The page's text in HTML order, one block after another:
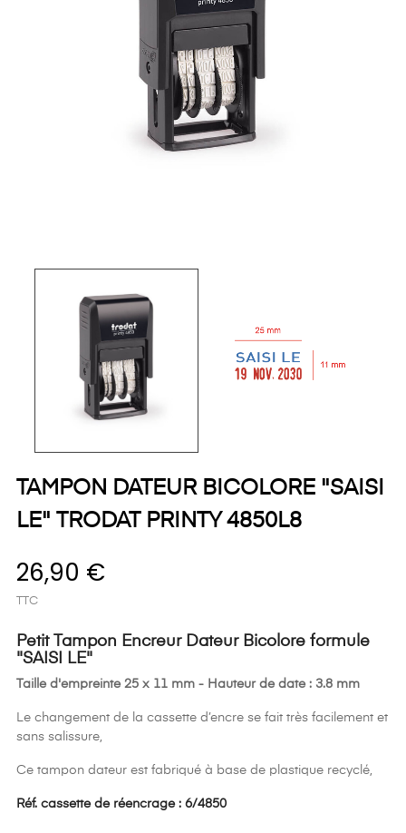
TAMPON DATEUR BICOLORE "SAISI
LE" TRODAT PRINTY 4850L8
26,90 €
TTC
Petit Tampon Encreur Dateur Bicolore formule
"SAISI LE"
Taille d'empreinte 25 x 11 mm - Hauteur de date : 3.8 mm
Le changement de la cassette d’encre se fait très facilement et
sans salissure,
Ce tampon dateur est fabriqué à base de plastique recyclé,
Réf. cassette de réencrage : 6/4850